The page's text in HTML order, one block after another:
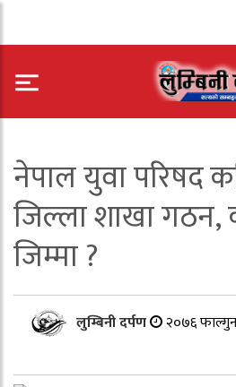
नेपाल युवा परिषद
जिल्ला शाखा
जिम्मा ?
लुम्बिनी दर्पण २०७६